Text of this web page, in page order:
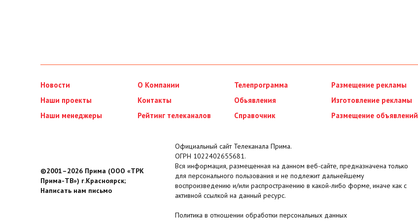
Новости
Наши проекты
Наши менеджеры
О Компании
Контакты
Рейтинг телеканалов
Телепрограмма
Обьявления
Справочник
Размещение рекламы
Изготовление рекламы
Размещение объявлений
©2001–2026 Прима (ООО «ТРК
Прима-ТВ») г.Красноярск;
Написать нам письмо
Официальный сайт Телеканала Прима.
ОГРН 1022402655681.
Вся информация, размещенная на данном веб-сайте, предназначена только
для персонального пользования и не подлежит дальнейшему
воспроизведению и/или распространению в какой-либо форме, иначе как с
активной ссылкой на данный ресурс.
Политика в отношении обработки персональных данных